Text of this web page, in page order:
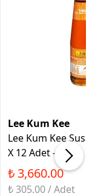
Lee Kum Kee
Lee Kum Kee
X 12 Adet - Koli
₺ 3,660.00
₺ 305.00 / Adet